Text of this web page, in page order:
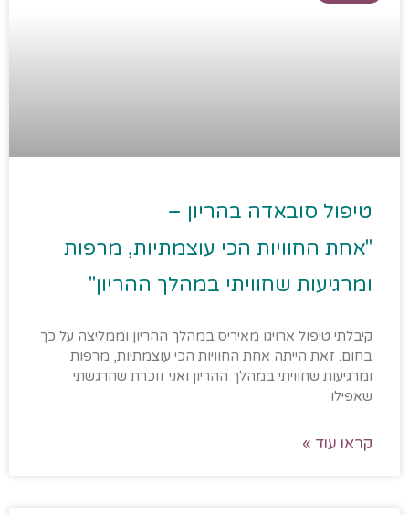
טיפול סובאדה בהריון –
"אחת החוויות הכי עוצמתיות, מרפות
ומרגיעות שחוויתי במהלך ההריון"
קיבלתי טיפול ארויגו מאיריס במהלך ההריון וממליצה על כך
בחום. זאת הייתה אחת החוויות הכי עוצמתיות, מרפות
ומרגיעות שחוויתי במהלך ההריון ואני זוכרת שהרגשתי
שאפילו
קראו עוד »